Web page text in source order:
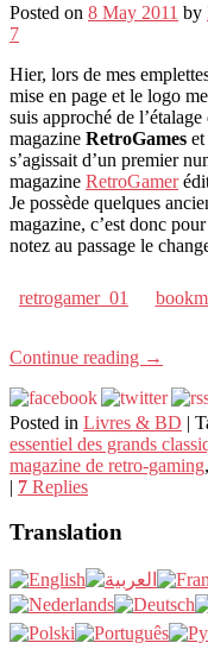
Posted on 8 May 2011 by
7
Hier, lors de mes
mise en page et le logo
suis approché de
magazine RetroGames
s’agissait d’un premier
magazine RetroGamer
Je possède quelques
magazine, c’est donc
notez au passage le
retrogamer_01
Continue reading →
Posted in Livres & BD |
essentiel des grands
magazine de retro-gaming,
| 7 Replies
Translation